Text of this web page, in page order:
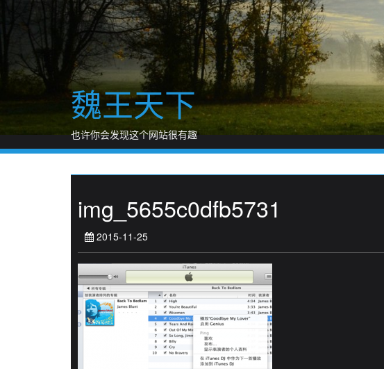
魏王天下
也许你会发现这个网站很有趣
img_5655c0dfb5731
2015-11-25